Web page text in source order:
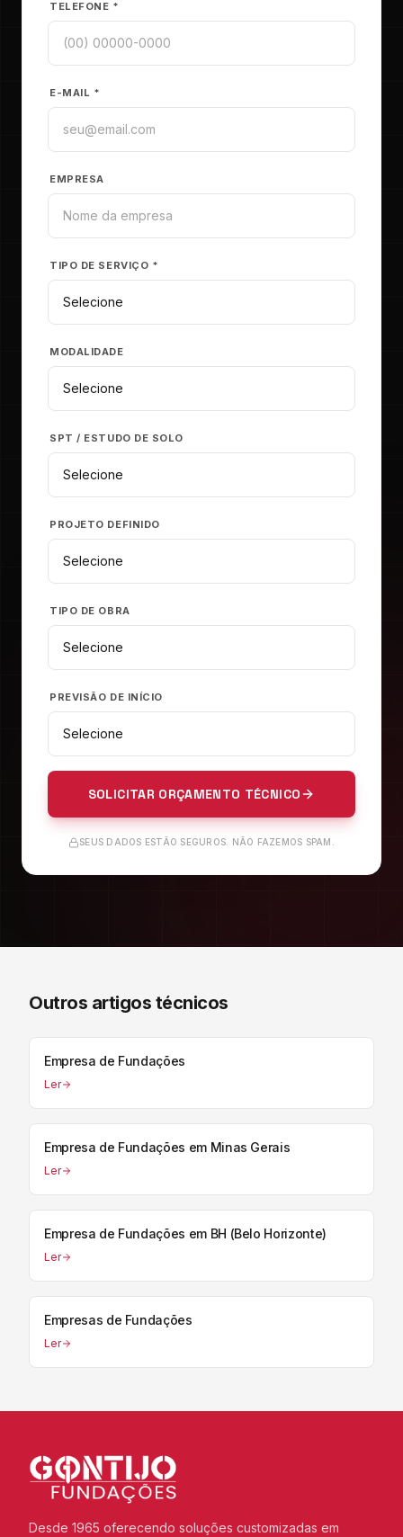
TELEFONE *
E-MAIL *
EMPRESA
TIPO DE SERVIÇO *
MODALIDADE
SPT / ESTUDO DE SOLO
PROJETO DEFINIDO
TIPO DE OBRA
PREVISÃO DE INÍCIO
SOLICITAR ORÇAMENTO TÉCNICO
SEUS DADOS ESTÃO SEGUROS. NÃO FAZEMOS SPAM.
Outros artigos técnicos
Empresa de Fundações
Ler
Empresa de Fundações em Minas Gerais
Ler
Empresa de Fundações em BH (Belo Horizonte)
Ler
Empresas de Fundações
Ler
Desde 1965 oferecendo soluções customizadas em